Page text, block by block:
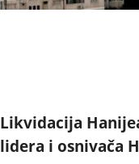
Likvidacija
lidera i osnivača